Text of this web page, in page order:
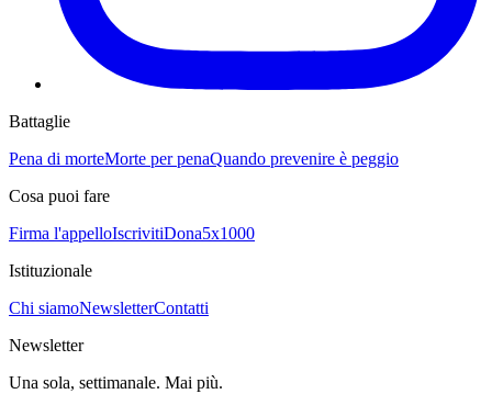
Battaglie
Pena di morteMorte per penaQuando prevenire è peggio
Cosa puoi fare
Firma l'appelloIscrivitiDona5x1000
Istituzionale
Chi siamoNewsletterContatti
Newsletter
Una sola, settimanale. Mai più.